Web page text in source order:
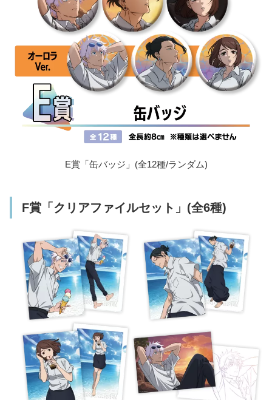
E賞「缶バッジ」(全12種/ランダム)
F賞「クリアファイルセット」(全6種)